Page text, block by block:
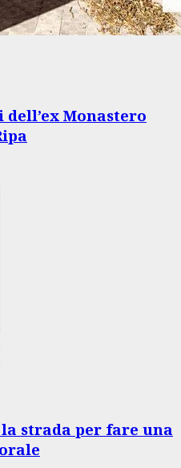
Monastero
strada per fare una